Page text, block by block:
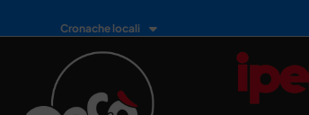
Cronache locali